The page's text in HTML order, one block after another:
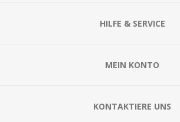
HILFE & SERVICE
MEIN KONTO
KONTAKTIERE UNS